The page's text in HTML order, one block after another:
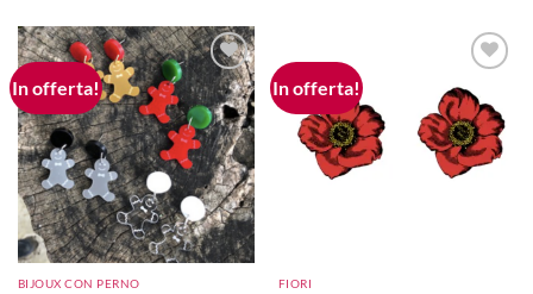
In offerta!
Aggiungi
alla lista
dei
desideri
BIJOUX CON PERNO
In offerta!
Aggiungi
alla lista
dei
desideri
FIORI